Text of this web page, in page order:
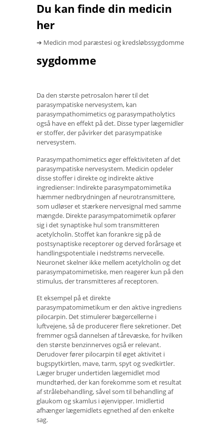
Du kan finde din medicin
her
➔ Medicin mod paræstesi og kredsløbssygdomme
sygdomme
Da den største petrosalon hører til det
parasympatiske nervesystem, kan
parasympathomimetics og parasympatholytics
også have en effekt på det. Disse typer lægemidler
er stoffer, der påvirker det parasympatiske
nervesystem.
Parasympathomimetics øger effektiviteten af ​​det
parasympatiske nervesystem. Medicin opdeler
disse stoffer i direkte og indirekte aktive
ingredienser: Indirekte parasympatomimetika
hæmmer nedbrydningen af ​​neurotransmittere,
som udløser et stærkere nervesignal med samme
mængde. Direkte parasympatomimetik opfører
sig i det synaptiske hul som transmitteren
acetylcholin. Stoffet kan forankre sig på de
postsynaptiske receptorer og derved forårsage et
handlingspotentiale i nedstrøms nervecelle.
Neuronet skelner ikke mellem acetylcholin og det
parasympatomimetiske, men reagerer kun på den
stimulus, der transmitteres af receptoren.
Et eksempel på et direkte
parasympatomimetikum er den aktive ingrediens
pilocarpin. Det stimulerer bægercellerne i
luftvejene, så de producerer flere sekretioner. Det
fremmer også dannelsen af ​​tårevæske, for hvilken
den største benzinnerves også er relevant.
Derudover fører pilocarpin til øget aktivitet i
bugspytkirtlen, mave, tarm, spyt og svedkirtler.
Læger bruger undertiden lægemidlet mod
mundtørhed, der kan forekomme som et resultat
af strålebehandling, såvel som til behandling af
glaukom og skamlus i øjenvipper. Imidlertid
afhænger lægemidlets egnethed af den enkelte
sag.